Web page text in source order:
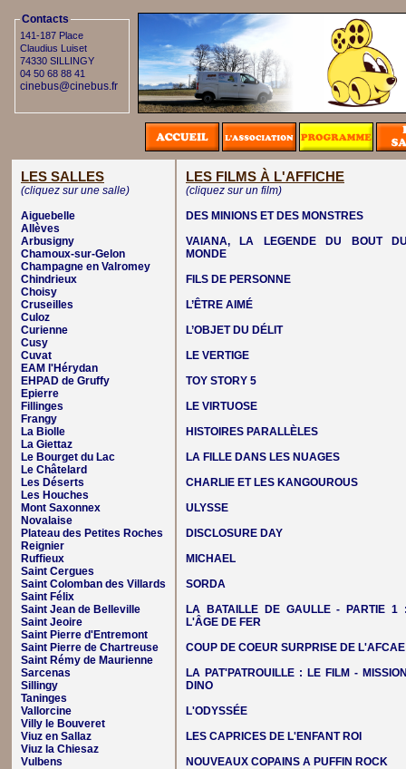
Contacts
141-187 Place
Claudius Luiset
74330 SILLINGY
04 50 68 88 41
cinebus@cinebus.fr
LES SALLES
(cliquez sur une salle)
Aiguebelle
Allèves
Arbusigny
Chamoux-sur-Gelon
Champagne en Valromey
Chindrieux
Choisy
Cruseilles
Culoz
Curienne
Cusy
Cuvat
EAM l'Hérydan
EHPAD de Gruffy
Epierre
Fillinges
Frangy
La Biolle
La Giettaz
Le Bourget du Lac
Le Châtelard
Les Déserts
Les Houches
Mont Saxonnex
Novalaise
Plateau des Petites Roches
Reignier
Ruffieux
Saint Cergues
Saint Colomban des Villards
Saint Félix
Saint Jean de Belleville
Saint Jeoire
Saint Pierre d'Entremont
Saint Pierre de Chartreuse
Saint Rémy de Maurienne
Sarcenas
Sillingy
Taninges
Vallorcine
Villy le Bouveret
Viuz en Sallaz
Viuz la Chiesaz
Vulbens
LES FILMS À L'AFFICHE
(cliquez sur un film)
DES MINIONS ET DES MONSTRES
VAIANA, LA LEGENDE DU BOUT
MONDE
FILS DE PERSONNE
L’ÊTRE AIMÉ
L’OBJET DU DÉLIT
LE VERTIGE
TOY STORY 5
LE VIRTUOSE
HISTOIRES PARALLÈLES
LA FILLE DANS LES NUAGES
CHARLIE ET LES KANGOUROUS
ULYSSE
DISCLOSURE DAY
MICHAEL
SORDA
LA BATAILLE DE GAULLE - PARTIE 1
L'ÂGE DE FER
COUP DE COEUR SURPRISE DE L'AFCAE
LA PAT'PATROUILLE : LE FILM -
DINO
L'ODYSSÉE
LES CAPRICES DE L'ENFANT ROI
NOUVEAUX COPAINS A PUFFIN ROCK